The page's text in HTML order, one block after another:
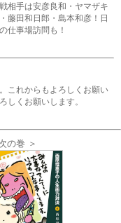
相手は安彦良和・ヤマザキ
藤田和日郎・島本和彦！日
仕事場訪問も！
これからもよろしくお願い
しくお願いします。
の巻 ＞